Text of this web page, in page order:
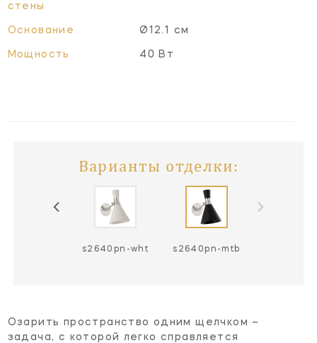
стены
Основание Ø12.1 см
Мощность 40 Вт
Варианты отделки:
s2640pn-wht s2640pn-mtb
Озарить пространство одним щелчком –
задача, с которой легко справляется